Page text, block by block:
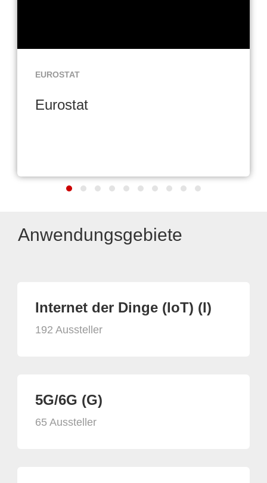
EUROSTAT
Eurostat
Anwendungsgebiete
Internet der Dinge (IoT) (I)
192 Aussteller
5G/6G (G)
65 Aussteller